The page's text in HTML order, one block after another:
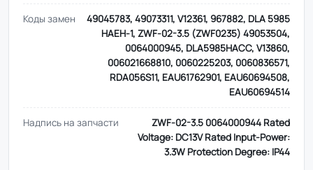
Коды замен
49045783, 49073311, V12361, 967882, DLA 5985
HAEH-1, ZWF-02-3.5 (ZWF0235) 49053504,
0064000945, DLA5985HACC, V13860,
006021668810, 0060225203, 0060836571,
RDA056S11, EAU61762901, EAU60694508,
EAU60694514
Надпись на запчасти
ZWF-02-3.5 0064000944 Rated
Voltage: DC13V Rated Input-Power:
3.3W Protection Degree: IP44